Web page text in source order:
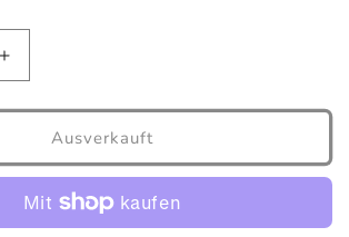
Erhöhe
die
Menge
Reflektierende
Hundepfoten-
Aufkleber
in
Ausverkauft